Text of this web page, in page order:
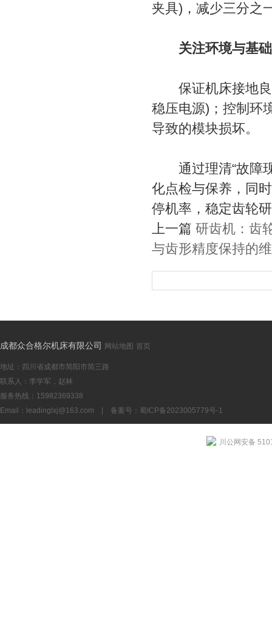
夹具)，减少三分之
关注环境与基
保证机床接地良
稳压电源)；控制环
导致的模块损坏。
通过理清“故障现
化点检与保养，同
停机率，稳定齿轮
上一篇 研齿机：齿
与齿形精度保持的
成都众合格尔机床有限公司 网站地图 首页
地址：四川省成都市简阳市简三路
联系人：李学军，赵林
服务热线：15982369338
Email： leadinglxj@163.com 备案号：蜀ICP备2023005779号-1
川公网安备